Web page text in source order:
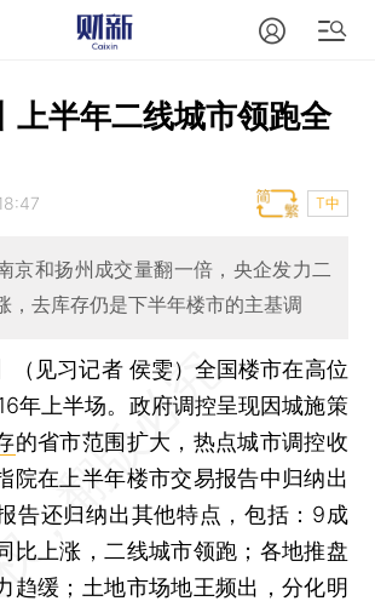
上半年二线城市领跑全
T中
京和扬州成交量翻一倍，央企发力二
，去库存仍是下半年楼市的主基调
（见习记者 侯雯）全国楼市在高位
年上半场。政府调控呈现因城施策
的省市范围扩大，热点城市调控收
院在上半年楼市交易报告中归纳出
告还归纳出其他特点，包括：9成
比上涨，二线城市领跑；各地推盘
趋缓；土地市场地王频出，分化明